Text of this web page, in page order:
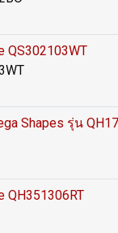
QS302103WT
Shapes รุ่น